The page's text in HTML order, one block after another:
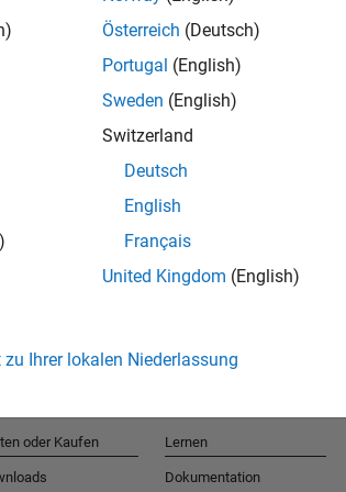
Erhalten
Österreich (Deutsch)
Portugal (English)
Sweden (English)
Switzerland
Deutsch
English
Français
United Kingdom (English)
zu Ihrer lokalen Niederlassung
oder Kaufen Lernen
Dokumentation